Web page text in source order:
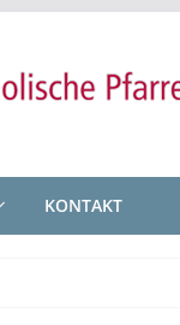
KONTAKT